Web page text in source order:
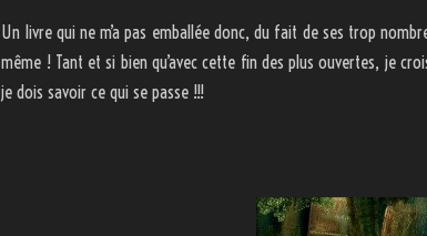
Un livre qui ne m’a pas emballée donc, du fait de ses trop
même ! Tant et si bien qu’avec cette fin des plus ouvertes, je
je dois savoir ce qui se passe !!!